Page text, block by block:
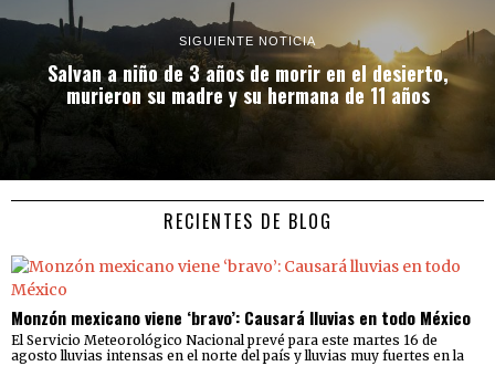
SIGUIENTE NOTICIA
Salvan a niño de 3 años de morir en el desierto,
murieron su madre y su hermana de 11 años
RECIENTES DE BLOG
Monzón mexicano viene ‘bravo’: Causará lluvias en todo México
El Servicio Meteorológico Nacional prevé para este martes 16 de
agosto lluvias intensas en el norte del país y lluvias muy fuertes en la